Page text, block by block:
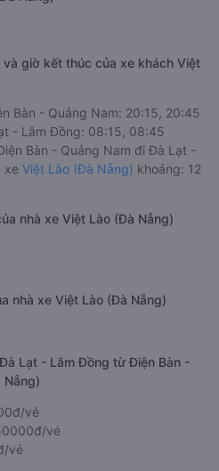
giờ kết thúc của xe khách Việt
Bàn - Quảng Nam: 20:15, 20:45
- Lâm Đồng: 08:15, 08:45
Bàn - Quảng Nam đi Đà Lạt -
xe Việt Lào (Đà Nẵng) khoảng: 12
nhà xe Việt Lào (Đà Nẵng)
nhà xe Việt Lào (Đà Nẵng)
Lạt - Lâm Đồng từ Điện Bàn -
Nẵng)
vé
vé
vé